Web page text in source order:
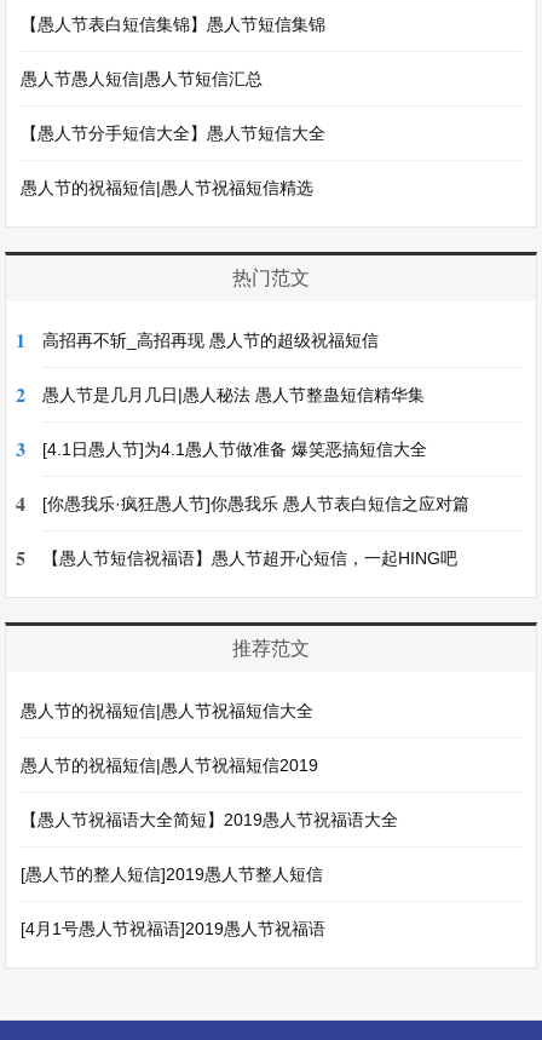
【愚人节表白短信集锦】愚人节短信集锦
愚人节愚人短信|愚人节短信汇总
【愚人节分手短信大全】愚人节短信大全
愚人节的祝福短信|愚人节祝福短信精选
热门范文
1 高招再不斩_高招再现 愚人节的超级祝福短信
2 愚人节是几月几日|愚人秘法 愚人节整蛊短信精华集
3 [4.1日愚人节]为4.1愚人节做准备 爆笑恶搞短信大全
4 [你愚我乐·疯狂愚人节]你愚我乐 愚人节表白短信之应对篇
5 【愚人节短信祝福语】愚人节超开心短信，一起HING吧
推荐范文
愚人节的祝福短信|愚人节祝福短信大全
愚人节的祝福短信|愚人节祝福短信2019
【愚人节祝福语大全简短】2019愚人节祝福语大全
[愚人节的整人短信]2019愚人节整人短信
[4月1号愚人节祝福语]2019愚人节祝福语